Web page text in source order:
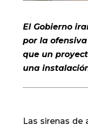
El Gobierno
por la
que un
una
Las sirenas de